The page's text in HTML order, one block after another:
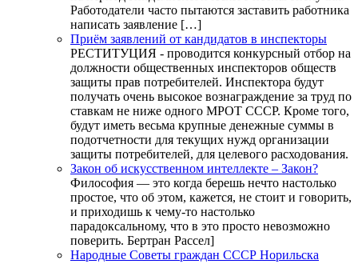
Работодатели часто пытаются заставить работника
написать заявление […]
Приём заявлений от кандидатов в инспекторы
РЕСТИТУЦИЯ - проводится конкурсный отбор на
должности общественных инспекторов обществ
защиты прав потребителей. Инспектора будут
получать очень высокое вознаграждение за труд по
ставкам не ниже одного МРОТ СССР. Кроме того,
будут иметь весьма крупные денежные суммы в
подотчетности для текущих нужд организации
защиты потребителей, для целевого расходования.
Закон об искусственном интеллекте – Закон?
Философия — это когда берешь нечто настолько
простое, что об этом, кажется, не стоит и говорить,
и приходишь к чему-то настолько
парадоксальному, что в это просто невозможно
поверить. Бертран Рассел]
Народные Советы граждан СССР Норильска